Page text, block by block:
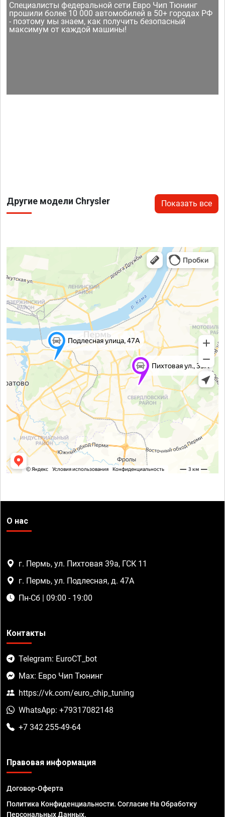
Специалисты федеральной сети Евро Чип Тюнинг
прошили более 10 000 автомобилей в 50+ городах РФ
- поэтому мы знаем, как получить безопасный
максимум от каждой машины!
Другие модели Chrysler Показать все
О нас
г. Пермь, ул. Пихтовая 39а, ГСК 11
г. Пермь, ул. Подлесная, д. 47А
Пн-Сб | 09:00 - 19:00
Контакты
Telegram: EuroCT_bot
Max: Евро Чип Тюнинг
https://vk.com/euro_chip_tuning
WhatsApp: +79317082148
+7 342 255-49-64
Правовая информация
Договор-Оферта
Политика Конфиденциальности. Согласие На Обработку
Персональных Данных.